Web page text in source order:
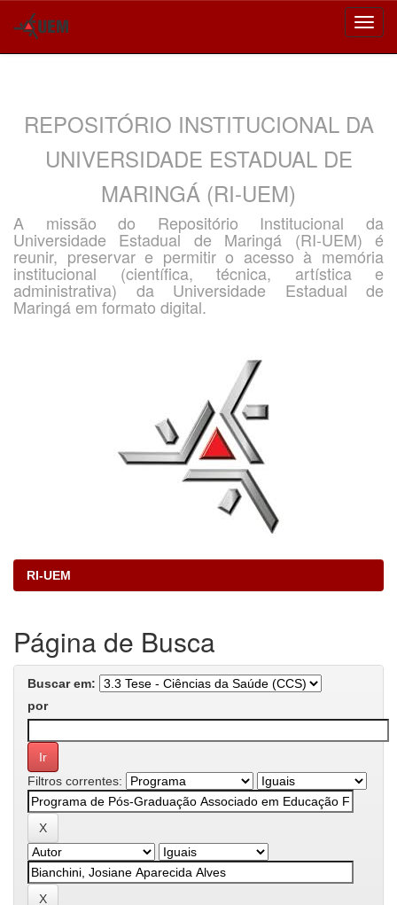
REPOSITÓRIO INSTITUCIONAL DA
UNIVERSIDADE ESTADUAL DE
MARINGÁ (RI-UEM)
A missão do Repositório Institucional da
Universidade Estadual de Maringá (RI-UEM) é
reunir, preservar e permitir o acesso à memória
institucional (científica, técnica, artística e
administrativa) da Universidade Estadual de
Maringá em formato digital.
RI-UEM
Página de Busca
Buscar em:
por
Filtros correntes: